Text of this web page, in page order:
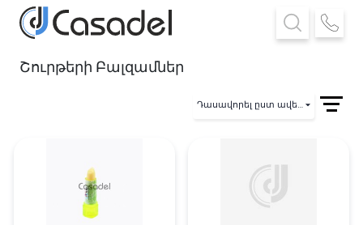
Շուրթերի Բալզամներ
Դասավորել ըստ ավելացման